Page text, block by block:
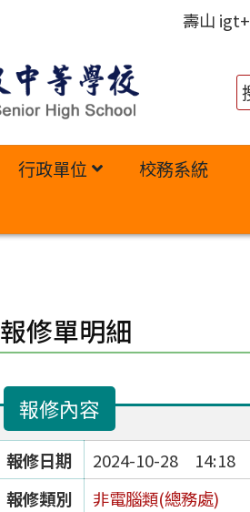
壽山 igt+
行政單位 校務系統
報修單明細
報修內容
報修日期 2024-10-28 14:18
報修類別
非電腦類(總務處)